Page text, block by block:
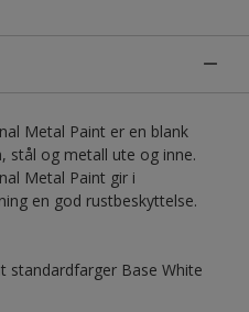
Metal Paint er en blank
stål og metall ute og inne.
Metal Paint gir i
en god rustbeskyttelse.
standardfarger Base White